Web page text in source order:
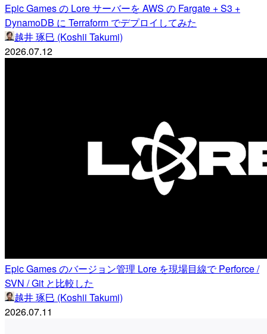
Epic Games の Lore サーバーを AWS の Fargate + S3 +
DynamoDB に Terraform でデプロイしてみた
越井 琢巳 (Koshii Takumi)
2026.07.12
Epic Games のバージョン管理 Lore を現場目線で Perforce /
SVN / Git と比較した
越井 琢巳 (Koshii Takumi)
2026.07.11